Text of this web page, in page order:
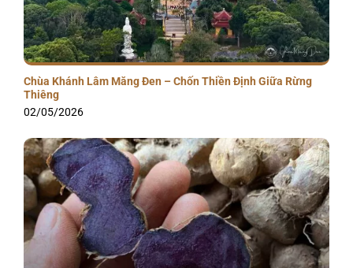
Chùa Khánh Lâm Măng Đen – Chốn Thiền Định Giữa Rừng
Thiêng
02/05/2026